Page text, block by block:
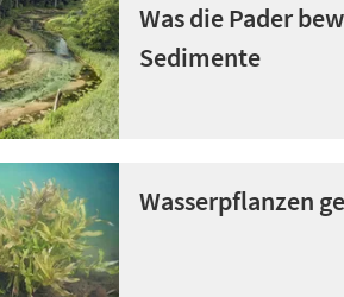
Was die Pader
Sedimente
Wasserpflanzen